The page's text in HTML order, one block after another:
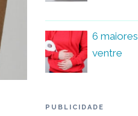
6
ventre
PUBLICIDADE